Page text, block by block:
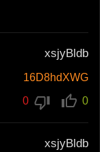
xsjyBldb
16D8hdXWG
0
xsjyBldb